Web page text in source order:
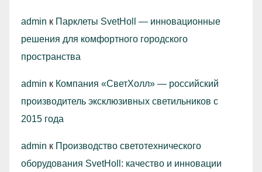
admin к Парклеты SvetHoll — инновационные
решения для комфортного городского
пространства
admin к Компания «СветХолл» — российский
производитель эксклюзивных светильников с
2015 года
admin к Производство светотехнического
оборудования SvetHoll: качество и инновации